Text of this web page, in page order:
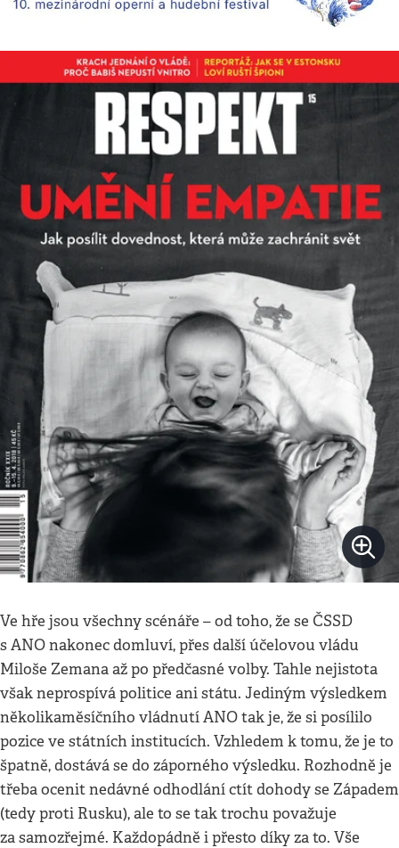
Ve hře jsou všechny scénáře – od toho, že se ČSSD
s ANO nakonec domluví, přes další účelovou vládu
Miloše Zemana až po předčasné volby. Tahle nejistota
však neprospívá politice ani státu. Jediným výsledkem
několikaměsíčního vládnutí ANO tak je, že si posílilo
pozice ve státních institucích. Vzhledem k tomu, že je to
špatně, dostává se do záporného výsledku. Rozhodně je
třeba ocenit nedávné odhodlání ctít dohody se Západem
(tedy proti Rusku), ale to se tak trochu považuje
za samozřejmé. Každopádně i přesto díky za to. Vše